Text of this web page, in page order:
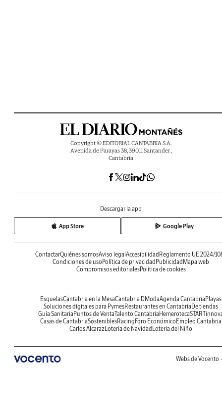
Copyright © EDITORIAL CANTABRIA S.A.
Avenida de Parayas 38, 39011 Santander ,
Cantabria
Descargar la app
App Store Google Play
ContactarQuiénes somosAviso legal Accesibilidad Reglamento UE 2024/
Condiciones de uso Política de privacidad Publicidad Mapa web
Compromisos editorialesPolítica de cookies
EsquelasCantabria en la MesaCantabria DModaAgenda Cantabria Playas
Soluciones digitales para PymesRestaurantes en Cantabria De tiendas
Guía Sanitaria Puntos de VentaTalento Cantabria Hemeroteca
Casas de CantabriaSosteniblesRacing Foro Económico Empleo Cantabria
Carlos AlcarazLotería de Navidad Lotería del Niño
Webs de Vocento